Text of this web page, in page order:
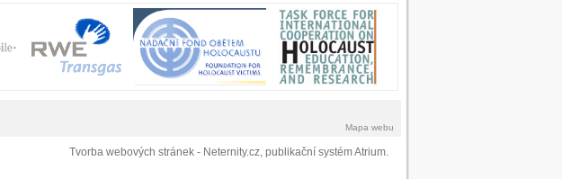
Mapa webu
Tvorba webových stránek- Neternity.cz, publikační systém Atrium.